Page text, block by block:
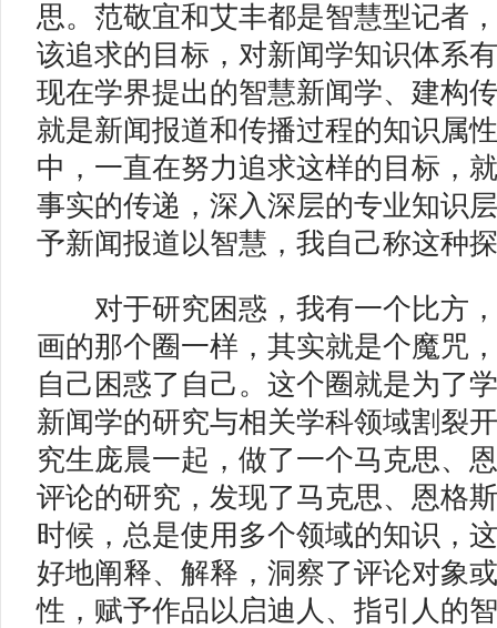
思。范敬宜和艾丰都是智慧型记者
该追求的目标，对新闻学知识体系
现在学界提出的智慧新闻学、建构
就是新闻报道和传播过程的知识属
中，一直在努力追求这样的目标，
事实的传递，深入深层的专业知识
予新闻报道以智慧，我自己称这种
对于研究困惑，我有一个比方，
画的那个圈一样，其实就是个魔咒
自己困惑了自己。这个圈就是为了
新闻学的研究与相关学科领域割裂
究生庞晨一起，做了一个马克思、
评论的研究，发现了马克思、恩格
时候，总是使用多个领域的知识，
好地阐释、解释，洞察了评论对象
性，赋予作品以启迪人、指引人的